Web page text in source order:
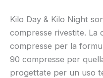
Kilo Day & Kilo Night
compresse rivestite. La
compresse per la
90 compresse per
progettate per un uso